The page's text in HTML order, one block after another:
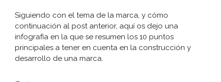
Siguiendo con el tema de la marca, y cómo
continuación al post anterior, aquí os dejo una
infografía en la que se resumen los 10 puntos
principales a tener en cuenta en la construcción y
desarrollo de una marca.